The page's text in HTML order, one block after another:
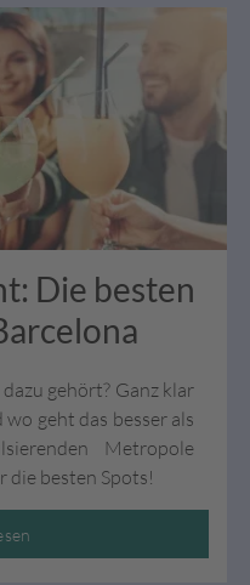
Die besten
gehört? Ganz klar
geht das besser als
Metropole
die besten Spots!